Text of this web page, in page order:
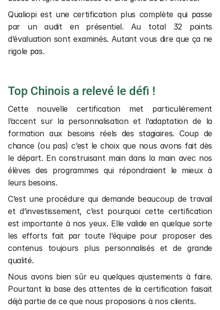
Qualiopi est une certification plus complète qui passe
par un audit en présentiel. Au total 32 points
d’évaluation sont examinés. Autant vous dire que ça ne
rigole pas.
Top Chinois a relevé le défi !
Cette nouvelle certification met particulièrement
l’accent sur la personnalisation et l’adaptation de la
formation aux besoins réels des stagiaires. Coup de
chance (ou pas) c’est le choix que nous avons fait dès
le départ. En construisant main dans la main avec nos
élèves des programmes qui répondraient le mieux à
leurs besoins.
C’est une procédure qui demande beaucoup de travail
et d’investissement, c’est pourquoi cette certification
est importante à nos yeux. Elle valide en quelque sorte
les efforts fait par toute l’équipe pour proposer des
contenus toujours plus personnalisés et de grande
qualité.
Nous avons bien sûr eu quelques ajustements à faire.
Pourtant la base des attentes de la certification faisait
déjà partie de ce que nous proposions à nos clients.